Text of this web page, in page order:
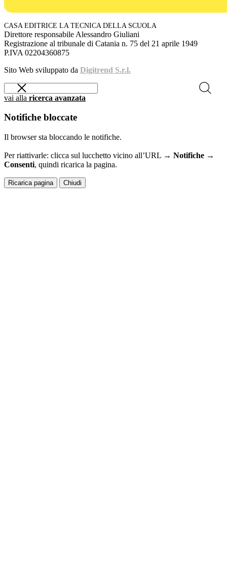
CASA EDITRICE LA TECNICA DELLA SCUOLA
Direttore responsabile Alessandro Giuliani
Registrazione al tribunale di Catania n. 75 del 21 aprile 1949
P.IVA 02204360875
Sito Web sviluppato da Digitrend S.r.l.
vai alla ricerca avanzata
Notifiche bloccate
Il browser sta bloccando le notifiche.
Per riattivarle: clicca sul lucchetto vicino all’URL → Notifiche →
Consenti, quindi ricarica la pagina.
Ricarica pagina Chiudi